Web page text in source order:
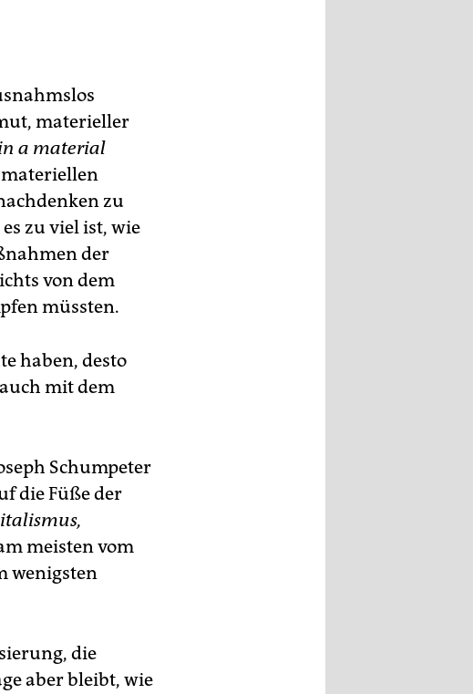
materieller
a material
zu
zu viel ist, wie
der
von dem
müssten.
haben, desto
mit dem
Schumpeter
die Füße der
meisten vom
wenigsten
die
aber bleibt, wie